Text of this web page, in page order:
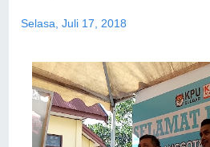
Selasa, Juli 17, 2018